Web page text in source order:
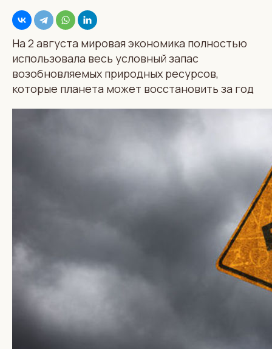
На 2 августа мировая экономика полностью
использовала весь условный запас
возобновляемых природных ресурсов,
которые планета может восстановить за год